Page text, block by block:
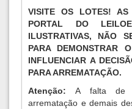
VISITE OS LOTES! AS
PORTAL DO
ILUSTRATIVAS, NÃO
PARA DEMONSTRAR
INFLUENCIAR A
PARA ARREMATAÇÃO.
Atenção:A falta de
arrematação e demais